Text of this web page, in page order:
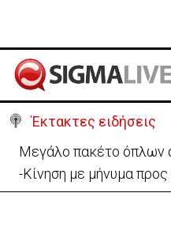
Έκτακτες ειδήσεις
Μεγάλο πακέτο όπλων
-Κίνηση με μήνυμα